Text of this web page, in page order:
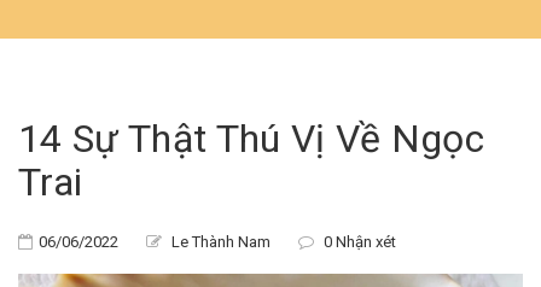
14 Sự Thật Thú Vị Về Ngọc
Trai
06/06/2022 Le Thành Nam 0 Nhận xét